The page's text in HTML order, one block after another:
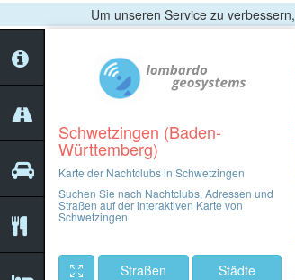
Um unseren Service zu
Schwetzingen (Baden-
Württemberg)
Karte der Nachtclubs in Schwetzingen
Suchen Sie nach Nachtclubs, Adressen und
Straßen auf der interaktiven Karte von
Schwetzingen
Straßen Städte